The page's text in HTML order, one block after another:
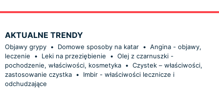
AKTUALNE TRENDY
Objawy grypy • Domowe sposoby na katar • Angina - objawy,
leczenie
• Leki na przeziębienie • Olej z czarnuszki -
pochodzenie, właściwości, kosmetyka • Czystek – właściwości,
zastosowanie czystka •
Imbir - właściwości lecznicze i
odchudzające